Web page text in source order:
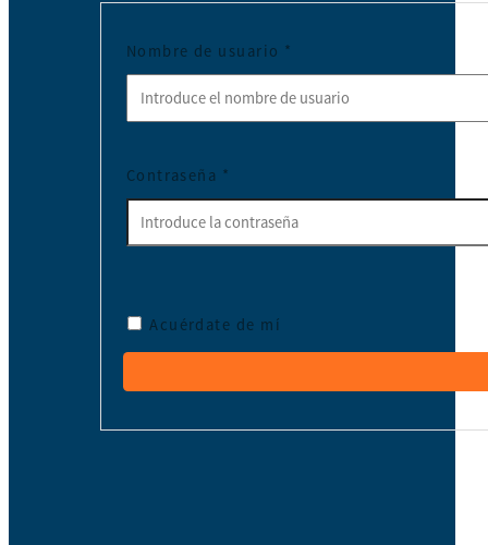
Nombre de usuario *
Contraseña *
Acuérdate de mí